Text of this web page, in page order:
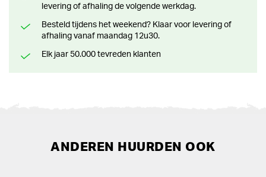
levering of afhaling de volgende werkdag.
Besteld tijdens het weekend? Klaar voor levering of
afhaling vanaf maandag 12u30.
Elk jaar 50.000 tevreden klanten
ANDEREN HUURDEN OOK